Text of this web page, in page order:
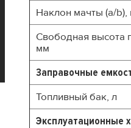
Наклон мачты (a/b),
Свободная высота
мм
Заправочные
Топливный бак, л
Эксплуатационные